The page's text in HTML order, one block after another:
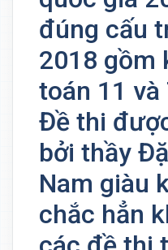
đúng cấu
2018 gồm
toán 11 và
Đề thi
bởi thầy
Nam giàu
chắc hẳn